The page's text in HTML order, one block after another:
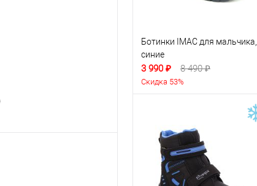
Ботинки IMAC для мальчика,
синие
3 990 ₽ 8 490 ₽
Скидка 53%